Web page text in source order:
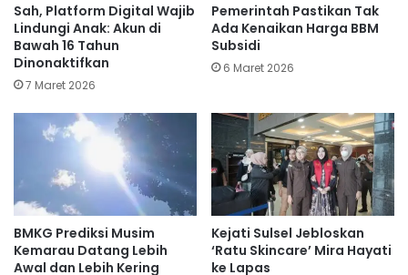
Sah, Platform Digital Wajib
Lindungi Anak: Akun di
Bawah 16 Tahun
Dinonaktifkan
7 Maret 2026
Pemerintah Pastikan Tak
Ada Kenaikan Harga BBM
Subsidi
6 Maret 2026
BMKG Prediksi Musim
Kemarau Datang Lebih
Awal dan Lebih Kering
Kejati Sulsel Jebloskan
‘Ratu Skincare’ Mira Hayati
ke Lapas